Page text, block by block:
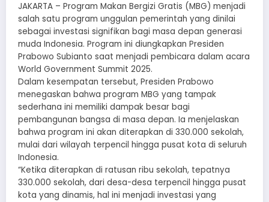
JAKARTA – Program Makan Bergizi Gratis (MBG) menjadi
salah satu program unggulan pemerintah yang dinilai
sebagai investasi signifikan bagi masa depan generasi
muda Indonesia. Program ini diungkapkan Presiden
Prabowo Subianto saat menjadi pembicara dalam acara
World Government Summit 2025.
Dalam kesempatan tersebut, Presiden Prabowo
menegaskan bahwa program MBG yang tampak
sederhana ini memiliki dampak besar bagi
pembangunan bangsa di masa depan. Ia menjelaskan
bahwa program ini akan diterapkan di 330.000 sekolah,
mulai dari wilayah terpencil hingga pusat kota di seluruh
Indonesia.
“Ketika diterapkan di ratusan ribu sekolah, tepatnya
330.000 sekolah, dari desa-desa terpencil hingga pusat
kota yang dinamis, hal ini menjadi investasi yang